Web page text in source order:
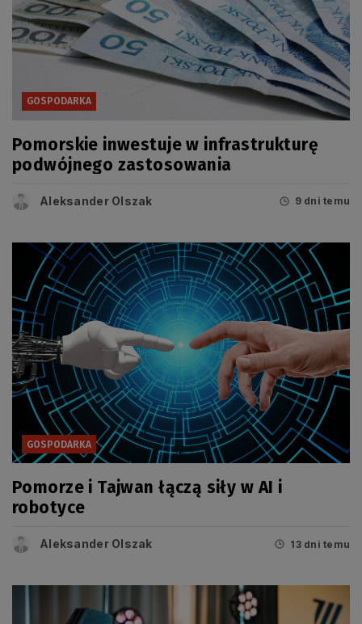
GOSPODARKA
Pomorskie inwestuje w infrastrukturę
podwójnego zastosowania
Aleksander Olszak 9 dni temu
GOSPODARKA
Pomorze i Tajwan łączą siły w AI i
robotyce
Aleksander Olszak 13 dni temu